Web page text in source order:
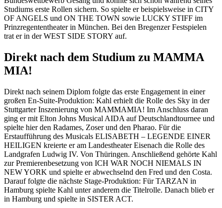
Studiums erste Rollen sichern. So spielte er beispielsweise in CITY
OF ANGELS und ON THE TOWN sowie LUCKY STIFF im
Prinzregententheater in München. Bei den Bregenzer Festspielen
trat er in der WEST SIDE STORY auf.
Direkt nach dem Studium zu MAMMA
MIA!
Direkt nach seinem Diplom folgte das erste Engagement in einer
großen En-Suite-Produktion: Kahl erhielt die Rolle des Sky in der
Stuttgarter Inszenierung von MAMMAMIA! Im Anschluss daran
ging er mit Elton Johns Musical AIDA auf Deutschlandtournee und
spielte hier den Radames, Zoser und den Pharao. Für die
Erstaufführung des Musicals ELISABETH – LEGENDE EINER
HEILIGEN kreierte er am Landestheater Eisenach die Rolle des
Landgrafen Ludwig IV. Von Thüringen. Anschließend gehörte Kahl
zur Premierenbesetzung von ICH WAR NOCH NIEMALS IN
NEW YORK und spielte er abwechselnd den Fred und den Costa.
Darauf folgte die nächste Stage-Produktion: Für TARZAN in
Hamburg spielte Kahl unter anderem die Titelrolle. Danach blieb er
in Hamburg und spielte in SISTER ACT.